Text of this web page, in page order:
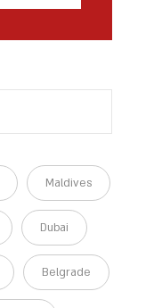
Maldives
Dubai
Belgrade